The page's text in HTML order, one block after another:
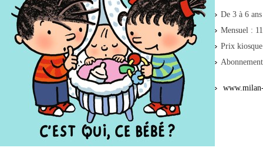
De 3 à 6 ans
Mensuel :
Prix